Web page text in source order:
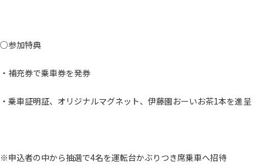
○参加特典
・補充券で乗車券を発券
・乗車証明証、オリジナルマグネット、伊藤園おーいお茶1本を進呈
※申込者の中から抽選で4名を運転台かぶりつき席乗車へ招待